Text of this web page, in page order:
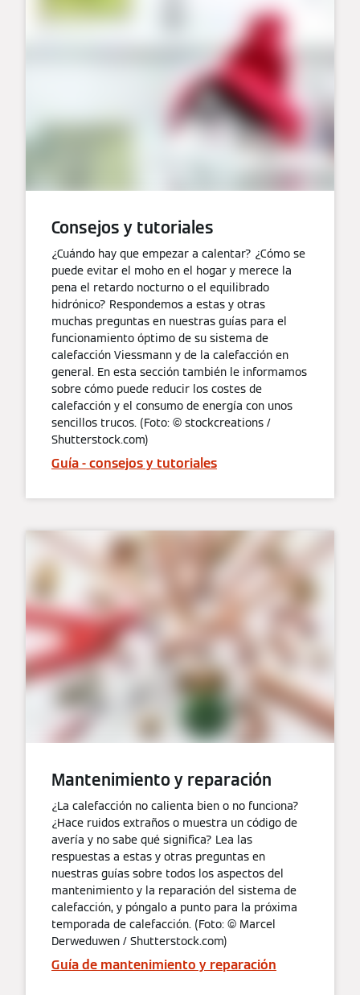
Consejos y tutoriales
¿Cuándo hay que empezar a calentar? ¿Cómo se
puede evitar el moho en el hogar y merece la
pena el retardo nocturno o el equilibrado
hidrónico? Respondemos a estas y otras
muchas preguntas en nuestras guías para el
funcionamiento óptimo de su sistema de
calefacción Viessmann y de la calefacción en
general. En esta sección también le informamos
sobre cómo puede reducir los costes de
calefacción y el consumo de energía con unos
sencillos trucos. (Foto: © stockcreations /
Shutterstock.com)
Guía - consejos y tutoriales
Mantenimiento y reparación
¿La calefacción no calienta bien o no funciona?
¿Hace ruidos extraños o muestra un código de
avería y no sabe qué significa? Lea las
respuestas a estas y otras preguntas en
nuestras guías sobre todos los aspectos del
mantenimiento y la reparación del sistema de
calefacción, y póngalo a punto para la próxima
temporada de calefacción. (Foto: © Marcel
Derweduwen / Shutterstock.com)
Guía de mantenimiento y reparación